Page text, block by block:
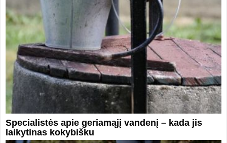
Specialistės apie geriamąjį vandenį – kada jis
laikytinas kokybišku